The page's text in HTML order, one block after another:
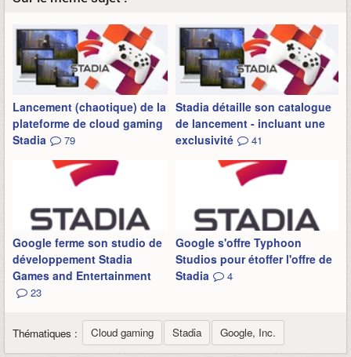
Lancement (chaotique) de la
plateforme de cloud gaming
Stadia
79
Stadia détaille son catalogue
de lancement - incluant une
exclusivité
41
Google ferme son studio de
développement Stadia
Games and Entertainment
23
Google s'offre Typhoon
Studios pour étoffer l'offre de
Stadia
4
Thématiques : Cloud gaming Stadia Google, Inc.